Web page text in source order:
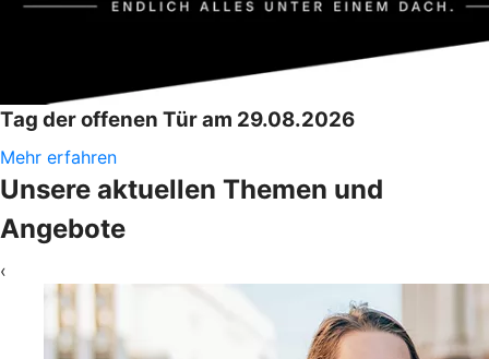
Tag der offenen Tür am 29.08.2026
Mehr erfahren
Unsere aktuellen Themen und
Angebote
‹